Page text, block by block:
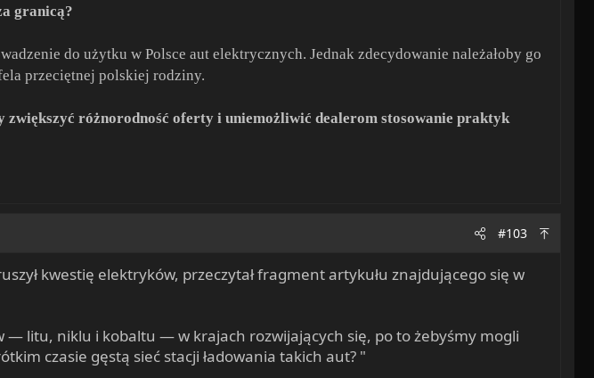
granicą?
do użytku w Polsce aut elektrycznych. Jednak zdecydowanie należałoby go
przeciętnej polskiej rodziny.
zwiększyć różnorodność oferty i uniemożliwić dealerom stosowanie praktyk
#103
kwestię elektryków, przeczytał fragment artykułu znajdującego się w
— litu, niklu i kobaltu — w krajach rozwijających się, po to żebyśmy mogli
czasie gęstą sieć stacji ładowania takich aut? "